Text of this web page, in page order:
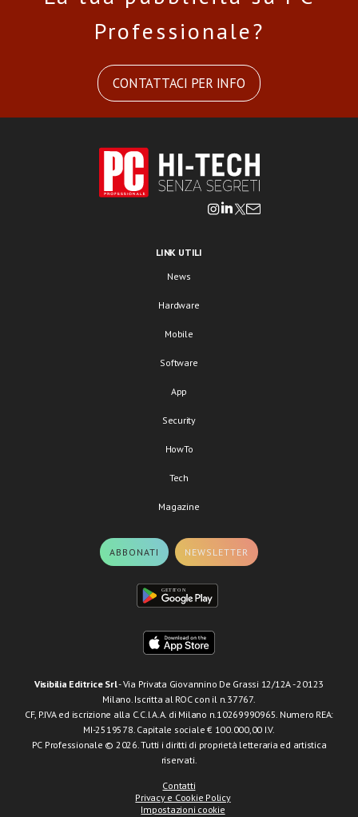
Professionale?
CONTATTACI PER INFO
LINK UTILI
News
Hardware
Mobile
Software
App
Security
HowTo
Tech
Magazine
ABBONATI NEWSLETTER
Visibilia Editrice Srl- Via Privata Giovannino De Grassi 12/12A - 20123
Milano. Iscritta al ROC con il n.37767.
CF, P.IVA ed iscrizione alla C.C.I.A.A. di Milano n.10269990965. Numero REA:
MI-2519578. Capitale sociale € 100.000,00 I.V.
PC Professionale © 2026. Tutti i diritti di proprietà letteraria ed artistica
riservati.
Contatti
Privacy e Cookie Policy
Impostazioni cookie